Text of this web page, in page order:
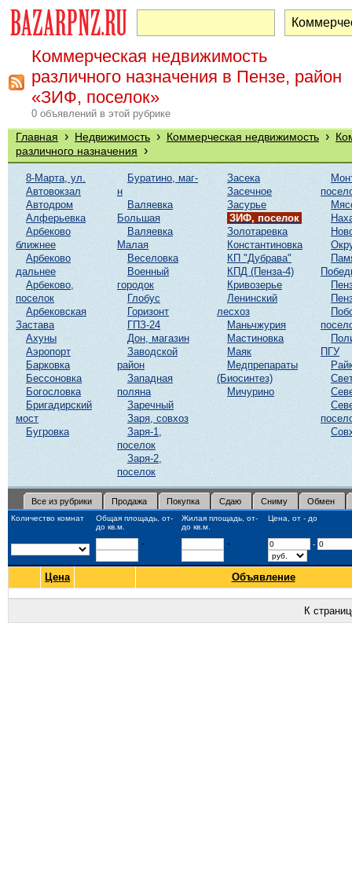
Коммерческая недвижимость
различного назначения в Пензе, район
«ЗИФ, поселок»
0 объявлений в этой рубрике
Главная › Недвижимость › Коммерческая недвижимость ›
различного назначения ›
8-Марта, ул.
Автовокзал
Автодром
Алферьевка
Арбеково
ближнее
Арбеково
дальнее
Арбеково,
поселок
Арбековская
Застава
Ахуны
Аэропорт
Барковка
Бессоновка
Богословка
Бригадирский
мост
Бугровка
Буратино, маг-
н
Валяевка
Большая
Валяевка
Малая
Веселовка
Военный
городок
Глобус
Горизонт
ГПЗ-24
Дон, магазин
Заводской
район
Западная
поляна
Заречный
Заря, совхоз
Заря-1,
поселок
Заря-2,
поселок
Засека
Засечное
Засурье
ЗИФ, поселок
Золотаревка
Константиновка
КП "Дубрава"
КПД (Пенза-4)
Кривозерье
Ленинский
лесхоз
Маньчжурия
Мастиновка
Маяк
Медпрепараты
(Биосинтез)
Мичурино
ПГУ
Все из рубрики Продажа Покупка Сдаю Сниму Обмен
Количество комнат
Общая площадь, от-
до кв.м.
Жилая площадь, от-
до кв.м.
Цена, от - до
- - -
Цена Объявление
К